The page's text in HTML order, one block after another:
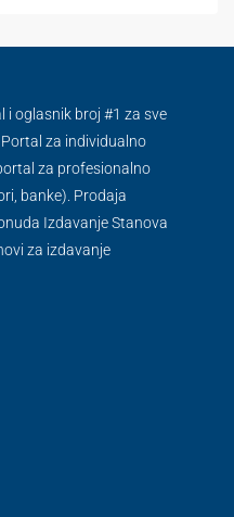
i oglasnik broj #1 za sve
za individualno
za profesionalno
banke). Prodaja
Izdavanje Stanova
za izdavanje